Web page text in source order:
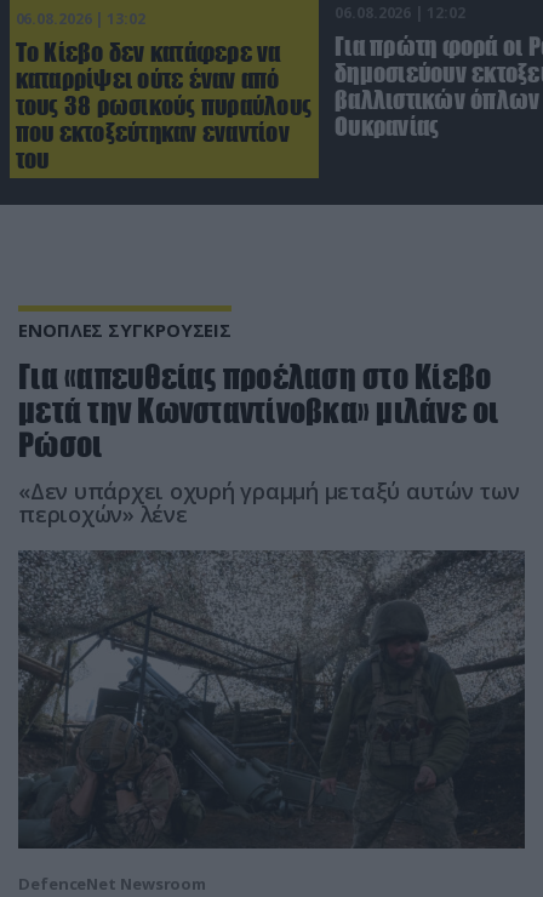
06.08.2026 | 13:02
Το Κίεβο δεν κατάφερε να
καταρρίψει ούτε έναν από
τους 38 ρωσικούς πυραύλους
που εκτοξεύτηκαν εναντίον
του
06.08.2026 | 12:02
Για πρώτη φορά οι
δημοσιεύουν
βαλλιστικών όπλων
Ουκρανίας
ΕΝΟΠΛΕΣ ΣΥΓΚΡΟΥΣΕΙΣ
Για «απευθείας προέλαση στο Κίεβο
μετά την Κωνσταντίνοβκα» μιλάνε οι
Ρώσοι
«Δεν υπάρχει οχυρή γραμμή μεταξύ αυτών των
περιοχών» λένε
DefenceNet Newsroom